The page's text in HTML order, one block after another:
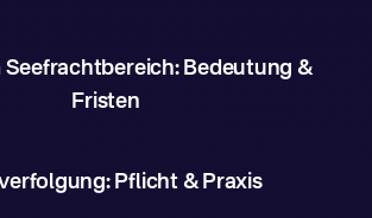
Seefrachtbereich: Bedeutung &
Fristen
Pflicht & Praxis